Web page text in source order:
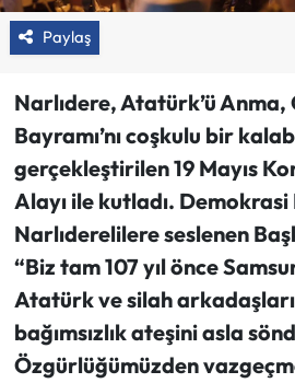
Paylaş
Narlıdere, Atatürk’ü
Bayramı’nı coşkulu bir
gerçekleştirilen 19 Mayıs
Alayı ile kutladı. Demokrasi
Narlıderelilere seslenen
“Biz tam 107 yıl önce
Atatürk ve silah
bağımsızlık ateşini asla
Özgürlüğümüzden